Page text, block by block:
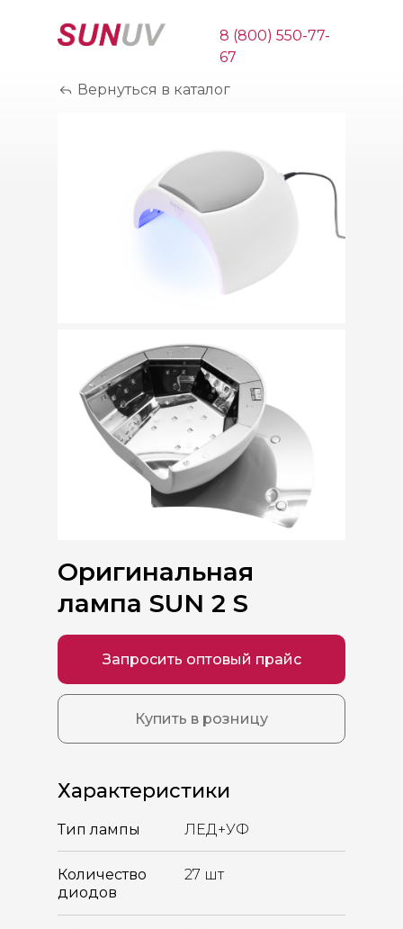
8 (800) 550-77-
67
Оригинальная
лампа SUN 2 S
Запросить оптовый прайс
Купить в розницу
Характеристики
Тип лампы
Количество
диодов
ЛЕД+УФ
27 шт
Вернуться в каталог